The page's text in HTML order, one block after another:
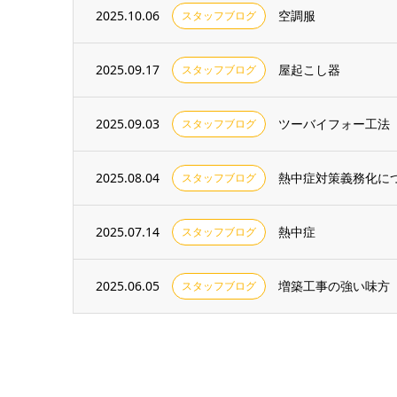
2025.10.06 スタッフブログ 空調服
2025.09.17 スタッフブログ 屋起こし器
2025.09.03 スタッフブログ ツーバイフォー工法
2025.08.04 スタッフブログ 熱中症対策義務化に
2025.07.14 スタッフブログ 熱中症
2025.06.05 スタッフブログ 増築工事の強い味方